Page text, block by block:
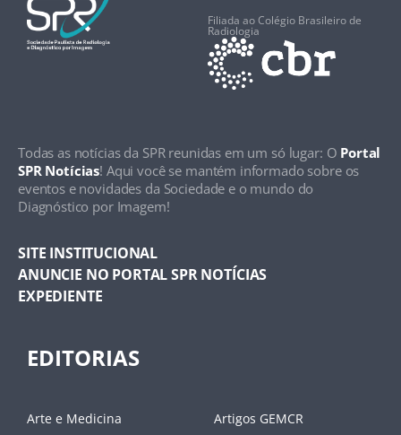
Filiada ao Colégio Brasileiro de
Radiologia
Todas as notícias da SPR reunidas em um só lugar: O Portal
SPR Notícias! Aqui você se mantém informado sobre os
eventos e novidades da Sociedade e o mundo do
Diagnóstico por Imagem!
SITE INSTITUCIONAL
ANUNCIE NO PORTAL SPR NOTÍCIAS
EXPEDIENTE
EDITORIAS
Arte e Medicina Artigos GEMCR